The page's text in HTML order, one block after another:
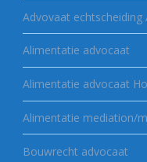
Advovaat
Alimentatie advocaat
Alimentatie advocaat
Alimentatie mediation/
Bouwrecht advocaat